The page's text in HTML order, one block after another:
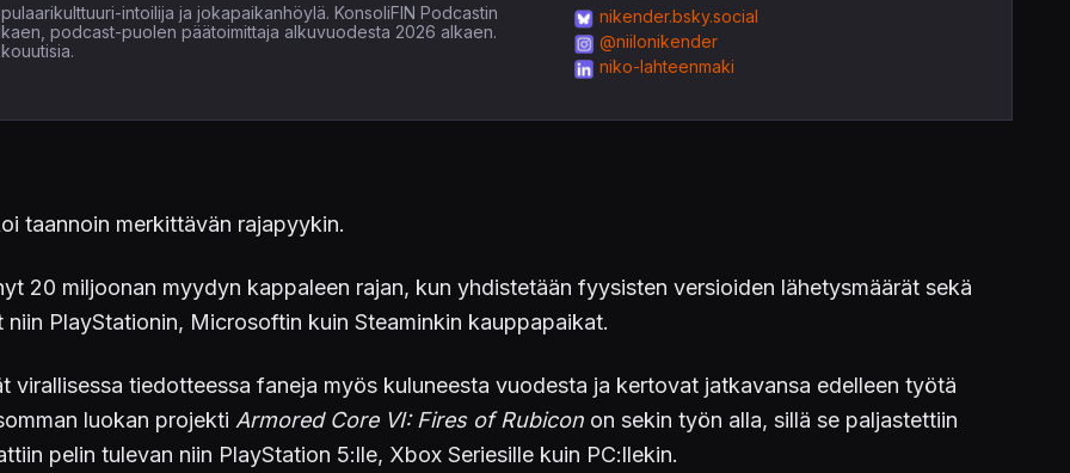
intoilija ja jokapaikanhöylä. KonsoliFIN Podcastin
podcast-puolen päätoimittaja alkuvuodesta 2026 alkaen.
nikender.bsky.social
@niilonikender
niko-lahteenmaki
taannoin merkittävän rajapyykin.
20 miljoonan myydyn kappaleen rajan, kun yhdistetään fyysisten versioiden lähetysmäärät sekä
PlayStationin, Microsoftin kuin Steaminkin kauppapaikat.
virallisessa tiedotteessa faneja myös kuluneesta vuodesta ja kertovat jatkavansa edelleen työtä
luokan projekti Armored Core VI: Fires of Rubicon on sekin työn alla, sillä se paljastettiin
pelin tulevan niin PlayStation 5:lle, Xbox Seriesille kuin PC:llekin.